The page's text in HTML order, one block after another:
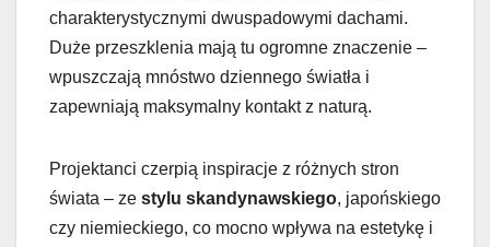
charakterystycznymi dwuspadowymi dachami.
Duże przeszklenia mają tu ogromne znaczenie –
wpuszczają mnóstwo dziennego światła i
zapewniają maksymalny kontakt z naturą.
Projektanci czerpią inspiracje z różnych stron
świata – ze stylu skandynawskiego, japońskiego
czy niemieckiego, co mocno wpływa na estetykę i